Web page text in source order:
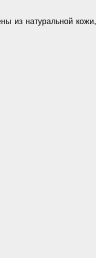
из натуральной кожи,